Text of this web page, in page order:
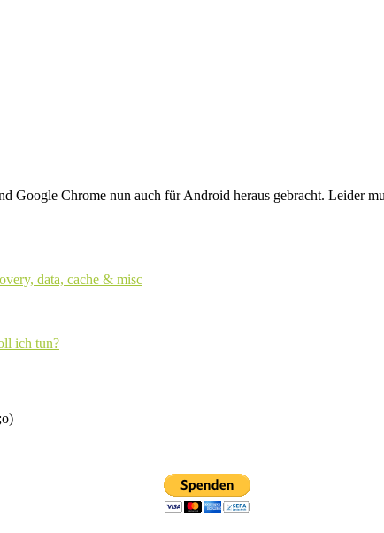
Google Chrome nun auch für Android heraus gebracht. Leider
data, cache & misc
ich tun?